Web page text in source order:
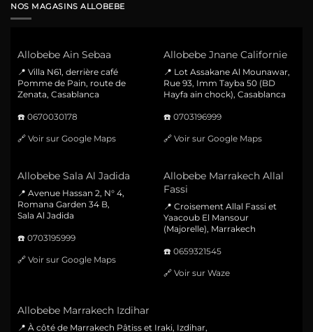
NOS MAGASINS ALLOBEBE
Allobebe Ain Sebaa
📍 Villa N61, derrière café
Pomme de Pain, route de
Zenata, Casablanca
☎️ 0670030178
🔗 Voir sur Google Maps
Allobebe Jnane Californie
📍 Lot Assakane Al Mounawar,
Rue 93, Imm Tayba 50 (BD
Hayfa ain chock), Casablanca
☎️ 0703196999
🔗 Voir sur Google Maps
Allobebe Sala Al Jadida
📍 Avenue Hassan 2, N° 4,
Romana Garden 34 B,
Sala Al Jadida
☎️ 0703195999
🔗 Voir sur Google Maps
Allobebe Marrakech Allal
Fassi
📍 Croisement Allal Fassi et
Yaacoub El Mansour
(Majorelle), Marrakech
☎️ 0659321545
🔗 Voir sur Waze
Allobebe Marrakech Izdihar
📍 À côté de Marrakech Pâtiss et Iraki, Izdihar,